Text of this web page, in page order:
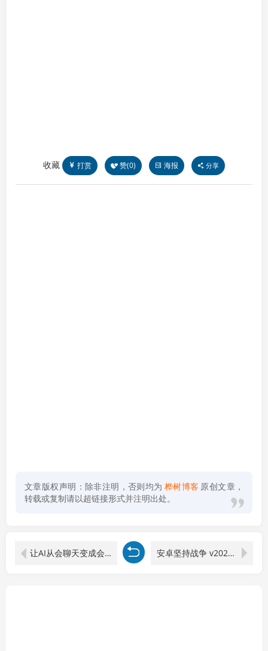
收藏 打赏 赞(0) 海报 分享
文章版权声明：除非注明，否则均为 桦树博客 原创文章，
转载或复制请以超链接形式并注明出处。
让AI从会聊天变成会干活，告别低效闲聊式提问，解锁AI数字员工搭建思维 安卓坚持战争 v2026.5.4969 [无限金钱]